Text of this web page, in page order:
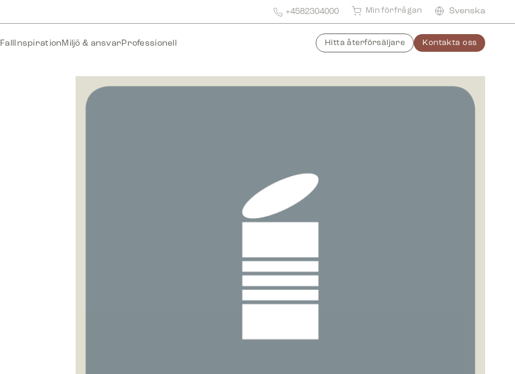
+4582304000 Min förfrågan Svenska
FallInspirationMiljö & ansvarProfessionell Hitta återförsäljare Kontakta oss